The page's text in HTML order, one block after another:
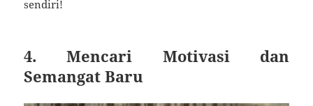
sendiri!
4. Mencari Motivasi dan
Semangat Baru